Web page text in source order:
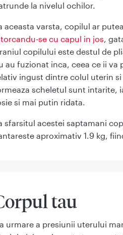
Celule
la nivelul ochilor.
aceasta varsta, copilul ar
se cu capul in jos,
copilului este destul de
au fuzionat inca, ceea ce ii va
ingust dintre colul uterin
scheletul sunt intarite,
si mai putin ridata.
sfarsitul acestei saptamani
aproximativ 1.9 kg,
tau
urmare a presiunii uterului